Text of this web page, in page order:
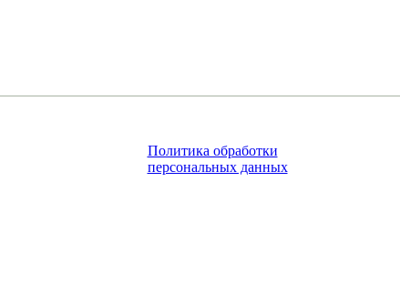
Политика обработки
персональных данных